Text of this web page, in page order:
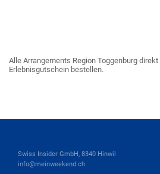
Alle Arrangements Region Toggenburg
Erlebnisgutschein bestellen.
Swiss Insider GmbH, 8340 Hinwil
info@meinweekend.ch